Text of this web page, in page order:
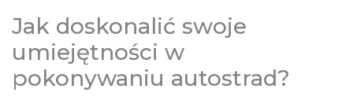
Jak doskonalić swoje
umiejętności w
pokonywaniu autostrad?